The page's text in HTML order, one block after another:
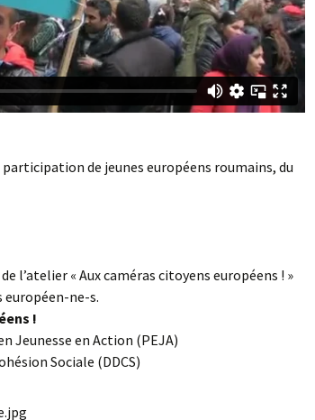
de jeunes européens roumains, du
l’atelier « Aux caméras citoyens européens ! »
européen-ne-s.
!
Jeunesse en Action (PEJA)
Sociale (DDCS)